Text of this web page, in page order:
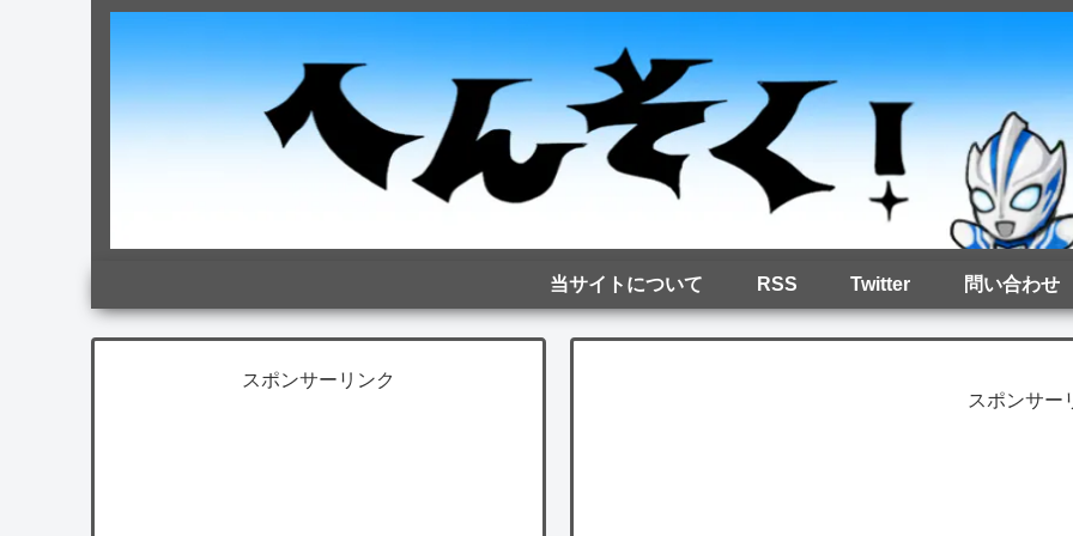
当サイトについて RSS Twitter 問い合わせ
スポンサー
スポンサーリンク